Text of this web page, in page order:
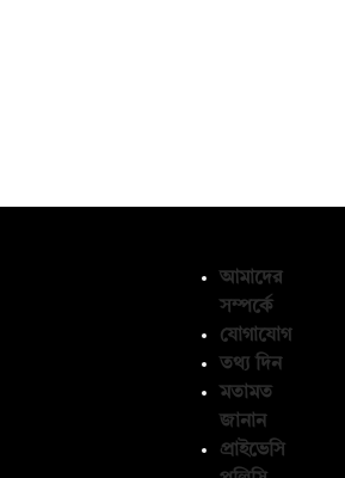
আমাদের
সম্পর্কে
যোগাযোগ
তথ্য দিন
মতামত
জানান
প্রাইভেসি